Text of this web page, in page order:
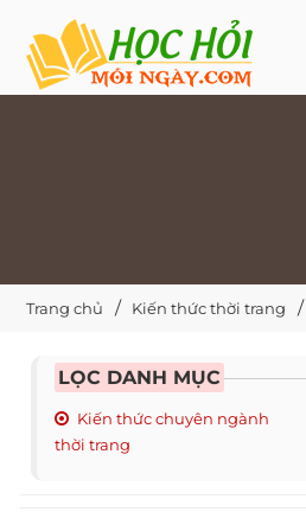
Trang chủ Kiến thức thời trang
LỌC DANH MỤC
Kiến thức chuyên ngành
thời trang